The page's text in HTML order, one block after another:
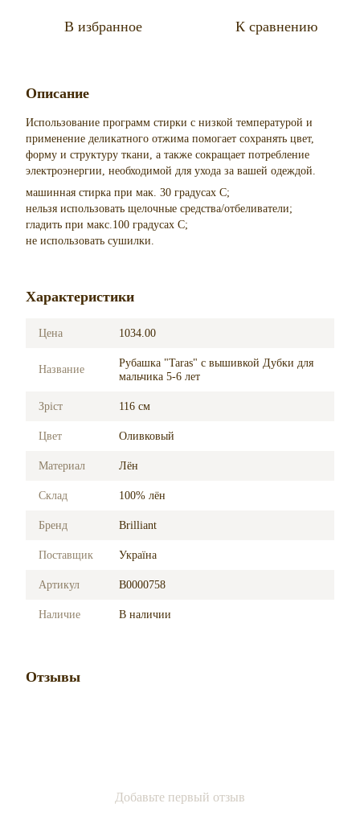
В избранное К сравнению
Описание
Использование программ стирки с низкой температурой и
применение деликатного отжима помогает сохранять цвет,
форму и структуру ткани, а также сокращает потребление
электроэнергии, необходимой для ухода за вашей одеждой.
машинная стирка при мак. 30 градусах С;
нельзя использовать щелочные средства/отбеливатели;
гладить при макс.100 градусах С;
не использовать сушилки.
Характеристики
Цена 1034.00
Название
Рубашка "Taras" с вышивкой Дубки для
мальчика 5-6 лет
Зріст 116 см
Цвет Оливковый
Материал Лён
Склад 100% лён
Бренд Brilliant
Поставщик Україна
Артикул B0000758
Наличие В наличии
Отзывы
Добавьте первый отзыв